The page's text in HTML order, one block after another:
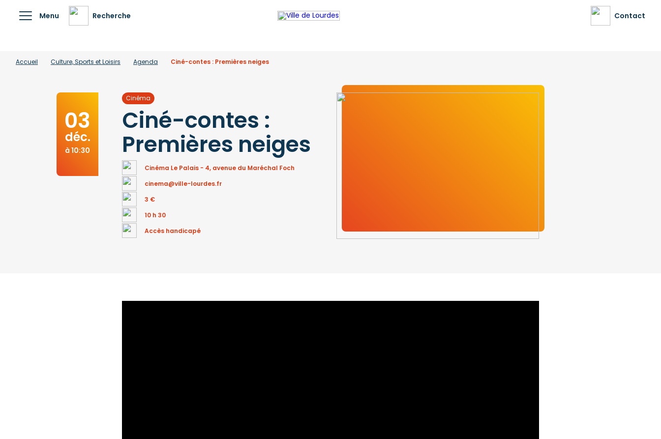
Menu Recherche Contact
Accueil Culture, Sports et Loisirs Agenda Ciné-contes : Premières neiges
03
déc.
à 10:30
Cinéma
Ciné-contes :
Premières neiges
Cinéma Le Palais - 4, avenue du Maréchal Foch
cinema@ville-lourdes.fr
3 €
10 h 30
Accès handicapé